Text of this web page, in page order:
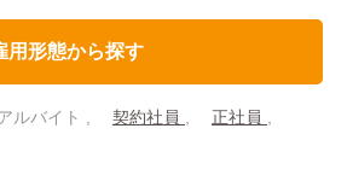
用形態から探す
ルバイト 契約社員
正社員